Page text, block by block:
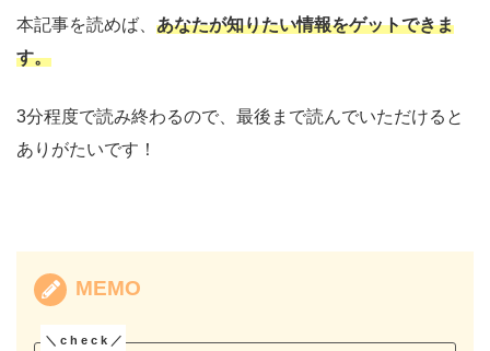
本記事を読めば、 あなたが知りたい情報をゲットできま
す。
3分程度で読み終わるので、最後まで読んでいただけると
ありがたいです！
MEMO